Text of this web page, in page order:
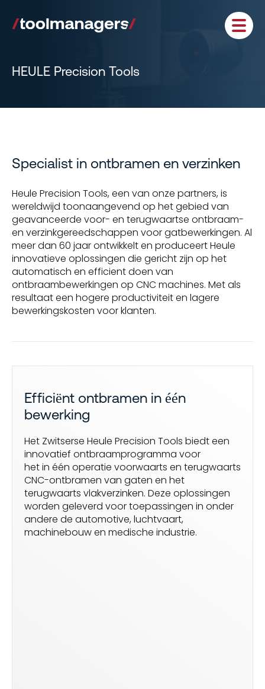
HEULE Precision Tools
Specialist in ontbramen en verzinken
Heule Precision Tools, een van onze partners, is
wereldwijd toonaangevend op het gebied van
geavanceerde voor- en terugwaartse ontbraam-
en verzinkgereedschappen voor gatbewerkingen. Al
meer dan 60 jaar ontwikkelt en produceert Heule
innovatieve oplossingen die gericht zijn op het
automatisch en efficient doen van
ontbraambewerkingen op CNC machines. Met als
resultaat een hogere productiviteit en lagere
bewerkingskosten voor klanten.
Efficiënt ontbramen in één
bewerking
Het Zwitserse Heule Precision Tools biedt een
innovatief ontbraamprogramma voor
het in één operatie voorwaarts en terugwaarts
CNC-ontbramen van gaten en het
terugwaarts vlakverzinken. Deze oplossingen
worden geleverd voor toepassingen in onder
andere de automotive, luchtvaart,
machinebouw en medische industrie.